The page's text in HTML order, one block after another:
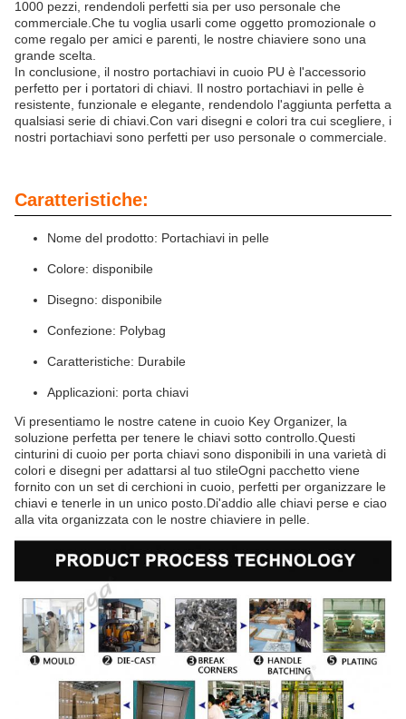
1000 pezzi, rendendoli perfetti sia per uso personale che
commerciale.Che tu voglia usarli come oggetto promozionale o
come regalo per amici e parenti, le nostre chiaviere sono una
grande scelta.
In conclusione, il nostro portachiavi in cuoio PU è l'accessorio
perfetto per i portatori di chiavi. Il nostro portachiavi in pelle è
resistente, funzionale e elegante, rendendolo l'aggiunta perfetta a
qualsiasi serie di chiavi.Con vari disegni e colori tra cui scegliere, i
nostri portachiavi sono perfetti per uso personale o commerciale.
Caratteristiche:
Nome del prodotto: Portachiavi in pelle
Colore: disponibile
Disegno: disponibile
Confezione: Polybag
Caratteristiche: Durabile
Applicazioni: porta chiavi
Vi presentiamo le nostre catene in cuoio Key Organizer, la
soluzione perfetta per tenere le chiavi sotto controllo.Questi
cinturini di cuoio per porta chiavi sono disponibili in una varietà di
colori e disegni per adattarsi al tuo stileOgni pacchetto viene
fornito con un set di cerchioni in cuoio, perfetti per organizzare le
chiavi e tenerle in un unico posto.Di'addio alle chiavi perse e ciao
alla vita organizzata con le nostre chiaviere in pelle.